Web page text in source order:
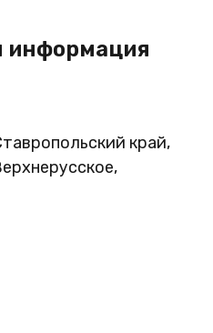
информация
край,